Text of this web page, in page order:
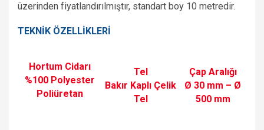
üzerinden fiyatlandırılmıştır, standart boy 10 metredir.
TEKNİK ÖZELLİKLERİ
Hortum Cidarı
%100 Polyester
Poliüretan
Tel
Bakır Kaplı Çelik
Tel
Çap Aralığı
Ø 30 mm – Ø
500 mm